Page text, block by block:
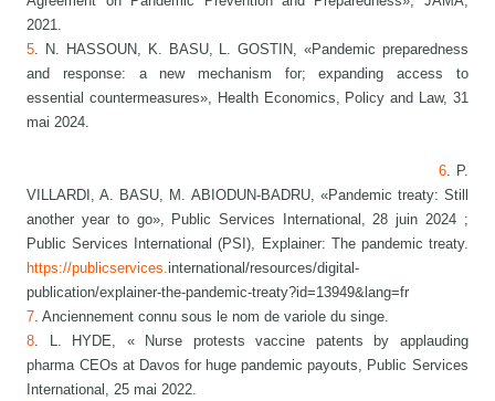
2021.
5 . N. HASSOUN, K. BASU, L. GOSTIN, «Pandemic preparedness
and response: a new mechanism for; expanding access to
essential countermeasures», Health Economics, Policy and Law, 31
mai 2024.
6 . P.
VILLARDI, A. BASU, M. ABIODUN-BADRU, «Pandemic treaty: Still
another year to go», Public Services International, 28 juin 2024 ;
Public Services International (PSI), Explainer: The pandemic treaty.
https://publicservices.international/resources/digital-
publication/explainer-the-pandemic-treaty?id=13949&lang=fr
7 . Anciennement connu sous le nom de variole du singe.
8 . L. HYDE, « Nurse protests vaccine patents by applauding
pharma CEOs at Davos for huge pandemic payouts, Public Services
International, 25 mai 2022.